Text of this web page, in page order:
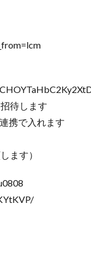
待します
携で入れます
ます）